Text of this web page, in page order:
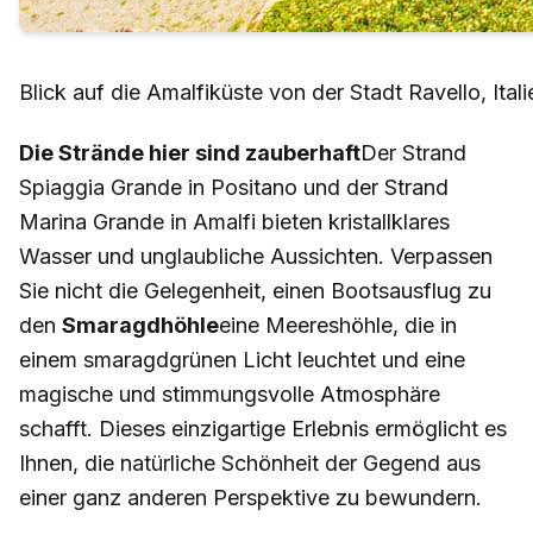
Blick auf die Amalfiküste von der Stadt Ravello,
Die Strände hier sind zauberhaftDer Strand
Spiaggia Grande in Positano und der Strand
Marina Grande in Amalfi bieten kristallklares
Wasser und unglaubliche Aussichten. Verpassen
Sie nicht die Gelegenheit, einen Bootsausflug zu
den Smaragdhöhleeine Meereshöhle, die in
einem smaragdgrünen Licht leuchtet und eine
magische und stimmungsvolle Atmosphäre
schafft. Dieses einzigartige Erlebnis ermöglicht es
Ihnen, die natürliche Schönheit der Gegend aus
einer ganz anderen Perspektive zu bewundern.